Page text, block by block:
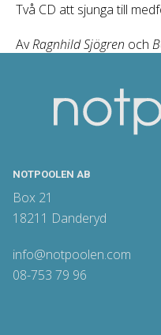
Två CD att sjunga till
AvRagnhild Sjögren och
NOTPOOLEN AB
Box 21
18211 Danderyd
info@notpoolen.com
08-753 79 96